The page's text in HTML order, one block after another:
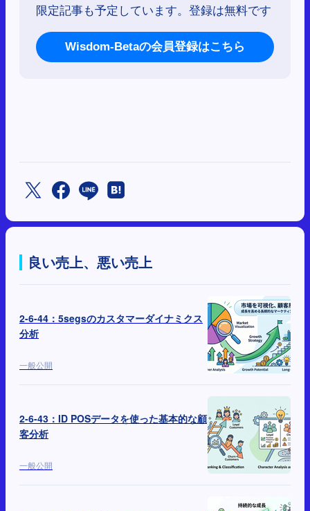
限定記事も予定しています。登録は無料です
Wisdom-Betaの会員登録はこちら
良い売上、悪い売上
2-6-44：5segsのカスタマーダイナミクス
分析
一般公開
2-6-43：ID POSデータを使った基本的な顧
客分析
一般公開